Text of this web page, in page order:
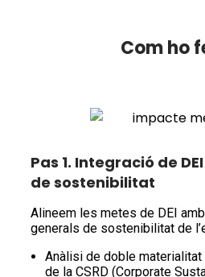
Com ho
Pas 1. Integració de
de sostenibilitat
Alineem les metes de DEI
generals de sostenibilitat de
Anàlisi de doble
de la CSRD (Corporate